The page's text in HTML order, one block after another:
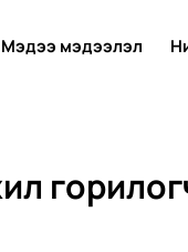
Мэдээ мэдээлэл